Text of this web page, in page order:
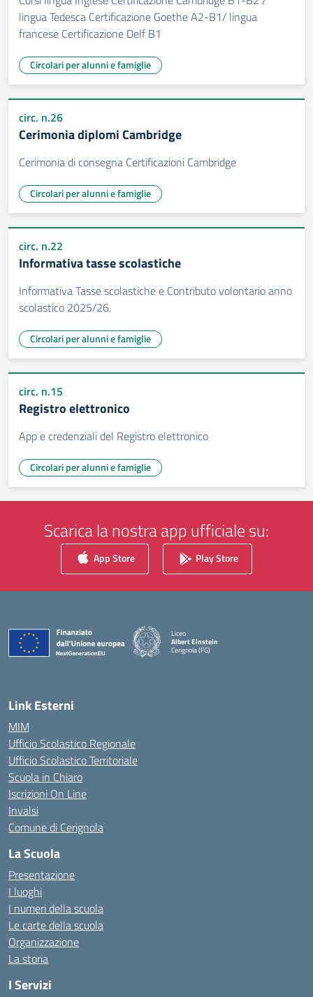
lingua Tedesca Certificazione Goethe A2-B1/ lingua
francese Certificazione Delf B1
Circolari per alunni e famiglie
circ. n.26
Cerimonia diplomi Cambridge
Cerimonia di consegna Certificazioni Cambridge
Circolari per alunni e famiglie
circ. n.22
Informativa tasse scolastiche
Informativa Tasse scolastiche e Contributo volontario anno
scolastico 2025/26.
Circolari per alunni e famiglie
circ. n.15
Registro elettronico
App e credenziali del Registro elettronico
Circolari per alunni e famiglie
Scarica la nostra app ufficiale su:
App Store Play Store
Liceo
Albert Einstein
Cerignola (FG)
— Visita la pagina iniziale della scuola
Link Esterni
MIM
Ufficio Scolastico Regionale
Ufficio Scolastico Territoriale
Scuola in Chiaro
Iscrizioni On Line
Invalsi
Comune di Cerignola
La Scuola
Presentazione
I luoghi
I numeri della scuola
Le carte della scuola
Organizzazione
La storia
I Servizi